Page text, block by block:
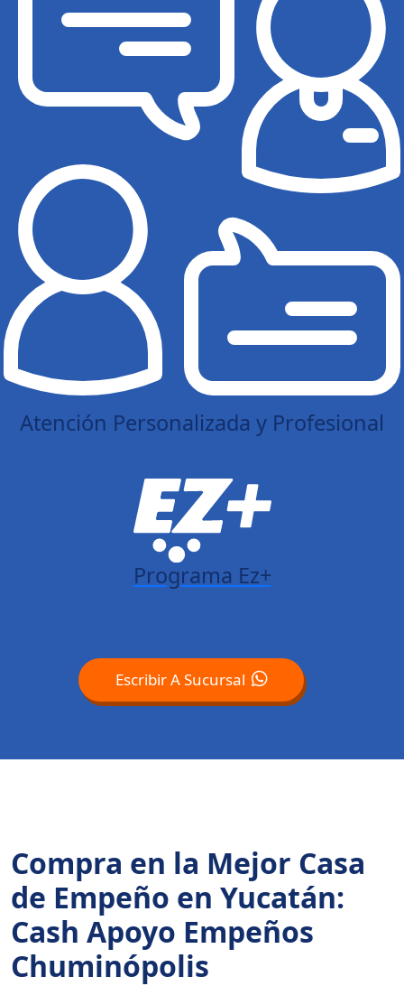
Atención Personalizada y Profesional
Programa Ez+
Escribir A Sucursal
Compra en la Mejor Casa
de Empeño en Yucatán:
Cash Apoyo Empeños
Chuminópolis